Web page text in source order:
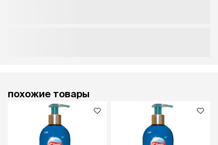
похожие товары